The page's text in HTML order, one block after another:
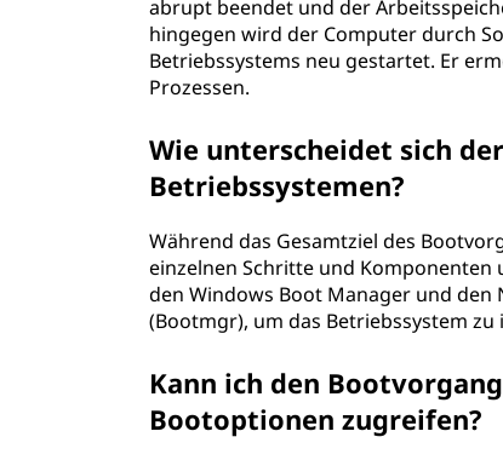
abrupt beendet und der
hingegen wird der Computer durch
Betriebssystems neu gestartet. Er
Prozessen.
Wie unterscheidet sich
Betriebssystemen?
Während das Gesamtziel des
einzelnen Schritte und Komponenten
den Windows Boot Manager und den
(Bootmgr), um das Betriebssystem zu
Kann ich den
Bootoptionen zugreifen?